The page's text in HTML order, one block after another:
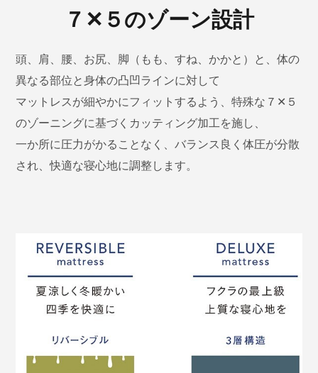
７✕５のゾーン設計
頭、肩、腰、お尻、脚（もも、すね、かかと）と、体の
異なる部位と身体の凸凹ラインに対して
マットレスが細やかにフィットするよう、特殊な７✕５
のゾーニングに基づくカッティング加工を施し、
一か所に圧力がかることなく、バランス良く体圧が分散
され、快適な寝心地に調整します。